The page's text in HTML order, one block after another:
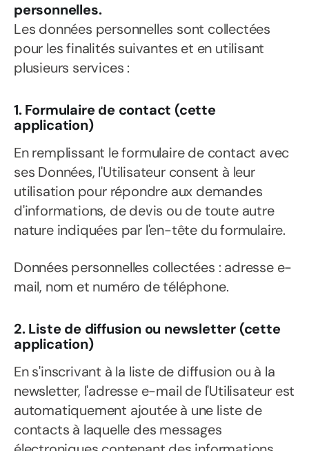
personnelles.
Les données personnelles sont collectées
pour les finalités suivantes et en utilisant
plusieurs services :
1. Formulaire de contact (cette
application)
En remplissant le formulaire de contact avec
ses Données, l'Utilisateur consent à leur
utilisation pour répondre aux demandes
d'informations, de devis ou de toute autre
nature indiquées par l'en-tête du formulaire.
Données personnelles collectées : adresse e-
mail, nom et numéro de téléphone.
2. Liste de diffusion ou newsletter (cette
application)
En s'inscrivant à la liste de diffusion ou à la
newsletter, l'adresse e-mail de l'Utilisateur est
automatiquement ajoutée à une liste de
contacts à laquelle des messages